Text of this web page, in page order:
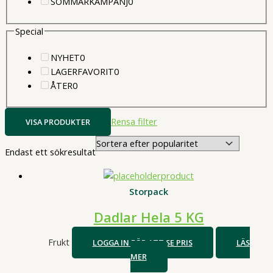
Special
NYHET00
produkter
LAGERFAVORIT00
ÅTER00
VISA PRODUKTER Rensa filter
Endast ett sökresultat
Storpack
Dadlar Hela 5 KG
Frukt LOGGA IN FÖR ATT SE PRIS
LÄS
MER